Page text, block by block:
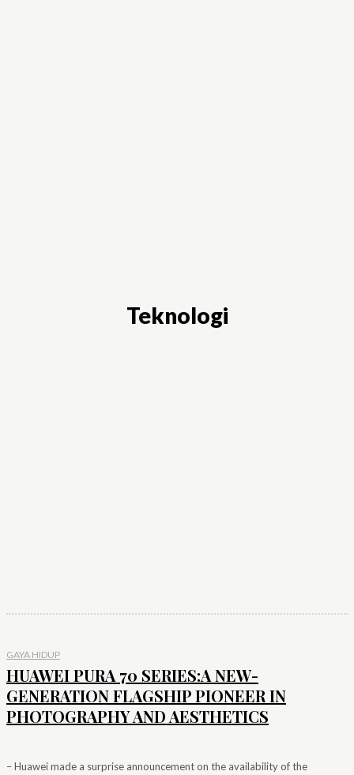
Teknologi
GAYA HIDUP
HUAWEI PURA 70 SERIES:A NEW-
GENERATION FLAGSHIP PIONEER IN
PHOTOGRAPHY AND AESTHETICS
– Huawei made a surprise announcement on the availability of the